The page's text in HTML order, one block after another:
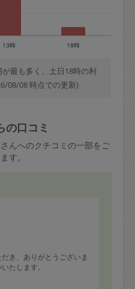
13時 18時
最も多く、土日18時の利
08/08 時点での更新)
の口コミ
んへのクチコミの一部をご
す。
き、ありがとうございま
たします。